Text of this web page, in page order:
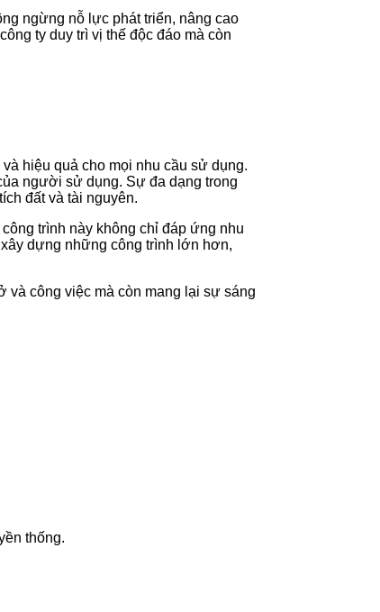
ngừng nỗ lực phát triển, nâng cao
ty duy trì vị thế độc đáo mà còn
hiệu quả cho mọi nhu cầu sử dụng.
người sử dụng. Sự đa dạng trong
đất và tài nguyên.
trình này không chỉ đáp ứng nhu
dựng những công trình lớn hơn,
và công việc mà còn mang lại sự sáng
thống.